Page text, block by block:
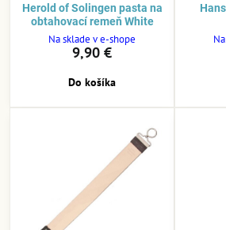
Herold of Solingen pasta na
obtahovací remeň White
Na sklade v e-shope
9,90 €
Do košíka